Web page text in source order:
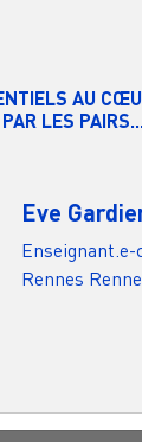
AU
LES PAIRS...
Eve
Rennes